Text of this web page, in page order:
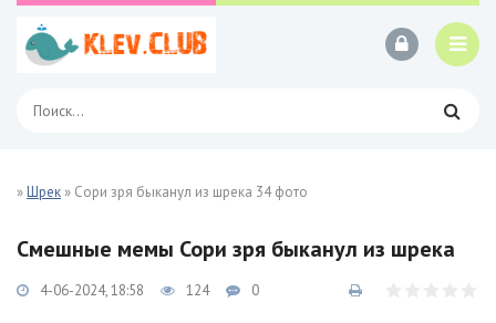
»Шрек » Сори зря быканул из шрека 34 фото
Смешные мемы Сори зря быканул из шрека
4-06-2024, 18:58 124 0